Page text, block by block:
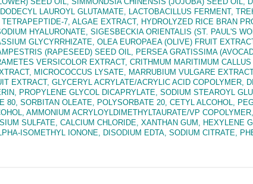
LAUROYL GLUTAMATE, LACTOBACILLUS FERMENT,
7, ALGAE EXTRACT, HYDROLYZED RICE BRAN
HYALURONATE, SIGESBECKIA ORIENTALIS (ST. PAUL'S
GLYCYRRHIZATE, OLEA EUROPAEA (OLIVE) FRUIT
(RAPESEED) SEED OIL, PERSEA GRATISSIMA
VERSICOLOR EXTRACT, CRITHMUM MARITIMUM
MICROCOCCUS LYSATE, MARRUBIUM VULGARE
EXTRACT, GLYCERYL ACRYLATE/ACRYLIC ACID COPOLYMER,
PROPYLENE GLYCOL DICAPRYLATE, SODIUM STEAROYL
SORBITAN OLEATE, POLYSORBATE 20, CETYL ALCOHOL,
AMMONIUM ACRYLOYLDIMETHYLTAURATE/VP
SULFATE, CALCIUM CHLORIDE, XANTHAN GUM, HEXYLENE
ISOMETHYL IONONE, DISODIUM EDTA, SODIUM CITRATE,